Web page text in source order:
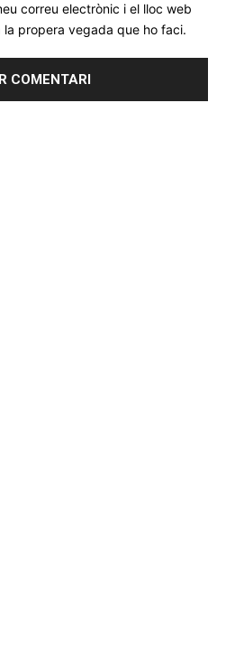
correu electrònic i el lloc web
propera vegada que ho faci.